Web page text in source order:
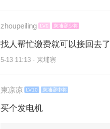
zhoupeiling LV9 柬埔寨少将
找人帮忙缴费就可以接回去了
5-13 11:13 · 柬埔寨
柬凉凉 LV10 柬埔寨中将
买个发电机